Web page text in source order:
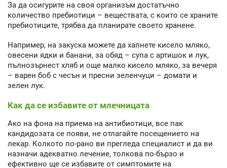
За да осигурите на своя организъм достатъчно
количество пребиотици – веществата, с които се храните
пребиотиците, трябва да планирате своето хранене.
Например, на закуска можете да хапнете кисело мляко,
овесени ядки и банани, за обяд – супа с артишок и лук,
пълнозърнест хляб и още малко кисело мляко, за вечеря
– варен боб с чесън и пресни зеленчуци – домати и
зелен лук.
Как да се избавите от млечницата
Ако на фона на приема на антибиотици, все пак
кандидозата се появи, не отлагайте посещението на
лекар. Колкото по-рано ви прегледа специалист и да ви
назначи адекватно лечение, толкова по-бързо и
ефективно ще се избавите от симптомите на